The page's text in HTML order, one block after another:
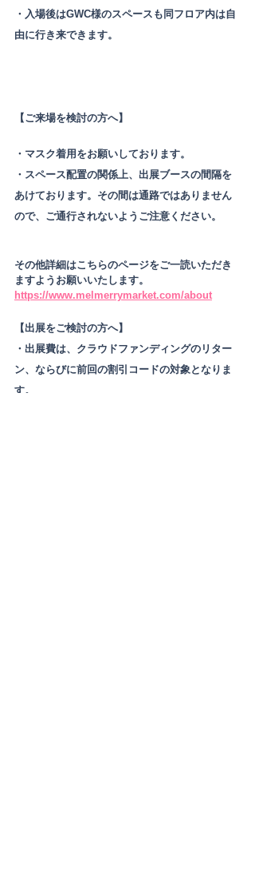
・入場後はGWC様のスペースも同フロア内は自
由に行き来できます。
【ご来場を検討の方へ】
・マスク着用をお願いしております。
・スペース配置の関係上、出展ブースの間隔を
あけております。その間は通路ではありません
ので、ご通行されないようご注意ください。
その他詳細はこちらのページをご一読いただき
ますようお願いいたします。
https://www.melmerrymarket.com/about
【出展をご検討の方へ】
・出展費は、クラウドファンディングのリター
ン、ならびに前回の割引コードの対象となりま
す。